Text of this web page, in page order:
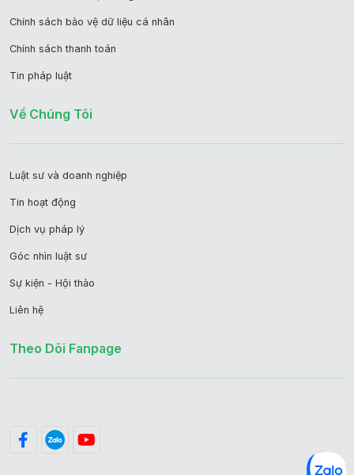
Chính sách bảo vệ dữ liệu cá nhân
Chính sách thanh toán
Tin pháp luật
Về Chúng Tôi
Luật sư và doanh nghiệp
Tin hoạt động
Dịch vụ pháp lý
Góc nhìn luật sư
Sự kiện - Hội thảo
Liên hệ
Theo Dõi Fanpage